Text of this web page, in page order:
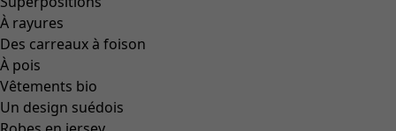
À rayures
Des carreaux à foison
À pois
Vêtements bio
Un design suédois